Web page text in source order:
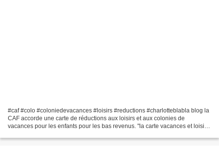
#caf #colo #coloniedevacances #loisirs #reductions #charlotteblabla blog la
CAF accorde une carte de réductions aux loisirs et aux colonies de
vacances pour les enfants pour les bas revenus. "la carte vacances et loisirs"